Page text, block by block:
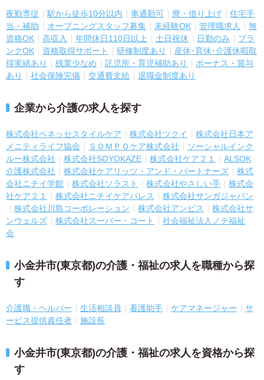
夜勤専従 駅から徒歩10分以内 車通勤可 寮・借り上げ
住宅手
当・補助
オープニングスタッフ募集 未経験OK 管理職求人
無
資格OK
高収入 年間休日110日以上 土日祝休 日勤のみ
ブラ
ンクOK
資格取得サポート 研修制度あり
産休･育休･介護休暇取
得実績あり
残業少なめ 託児所・育児補助あり
ボーナス・賞与
あり
社会保険完備 交通費支給 退職金制度あり
企業から介護の求人を探す
株式会社ベネッセスタイルケア 株式会社ツクイ
株式会社日本ア
メニティライフ協会
ＳＯＭＰＯケア株式会社
ソーシャルインク
ルー株式会社
株式会社SOYOKAZE 株式会社ケア２１
ALSOK
介護株式会社
株式会社ケアリッツ・アンド・パートナーズ
株式
会社ニチイ学館
株式会社ソラスト 株式会社やさしい手
株式会
社ケア２１
株式会社ニチイケアパレス
株式会社サンガジャパン
株式会社川島コーポレーション
株式会社アンビス
株式会社サ
ンウェルズ
株式会社スーパー・コート
社会福祉法人ノテ福祉
会
小金井市(東京都)の介護・福祉の求人を職種から探
す
介護職・ヘルパー 生活相談員 看護助手 ケアマネージャー
サ
ービス提供責任者
施設長
小金井市(東京都)の介護・福祉の求人を資格から探
す